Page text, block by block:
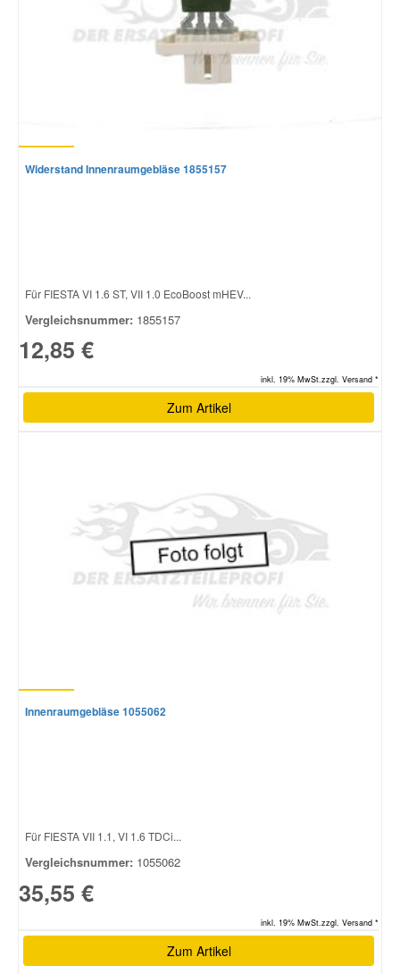
Widerstand Innenraumgebläse 1855157
Für FIESTA VI 1.6 ST, VII 1.0 EcoBoost mHEV...
Vergleichsnummer: 1855157
12,85 €
inkl. 19% MwSt.zzgl. Versand *
Zum Artikel
Innenraumgebläse 1055062
Für FIESTA VII 1.1, VI 1.6 TDCi...
Vergleichsnummer: 1055062
35,55 €
inkl. 19% MwSt.zzgl. Versand *
Zum Artikel